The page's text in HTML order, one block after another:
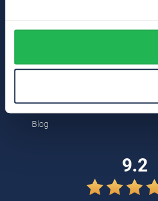
Thomas Maine
Tommy Hilfiger
Breestraat 152 - 154
Kortingscode
Blog
9.2